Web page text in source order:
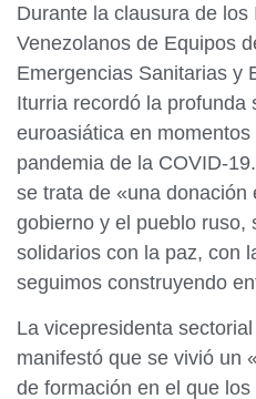
Durante la clausura de
Venezolanos de Equipos
Emergencias Sanitarias y
Iturria recordó la profunda
euroasiática en
pandemia de la COVID-
se trata de «una donación
gobierno y el pueblo ruso,
solidarios con la paz, con
seguimos construyendo
La vicepresidenta
manifestó que se vivió un
de formación en el que